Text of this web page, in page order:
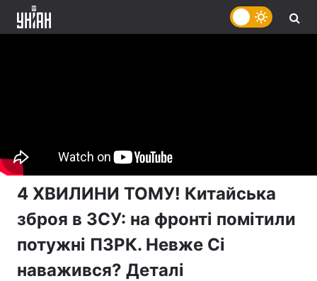
4 ХВИЛИНИ ТОМУ! Китайська
зброя в ЗСУ: на фронті помітили
потужні ПЗРК. Невже Сі
наважився? Деталі